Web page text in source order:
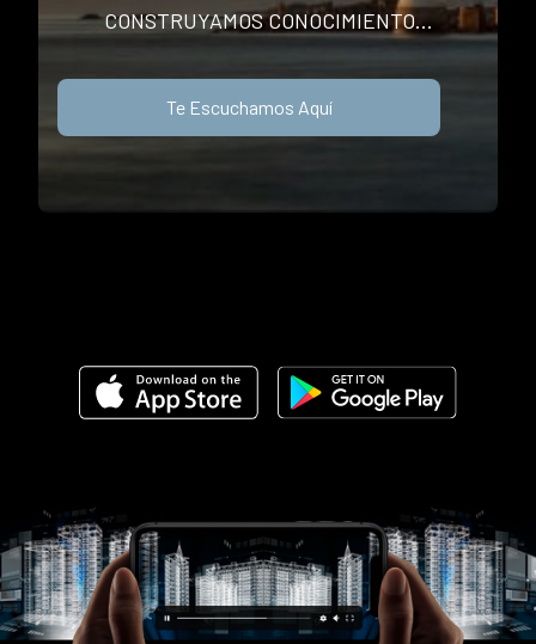
CONSTRUYAMOS CONOCIMIENTO...
Te Escuchamos Aquí